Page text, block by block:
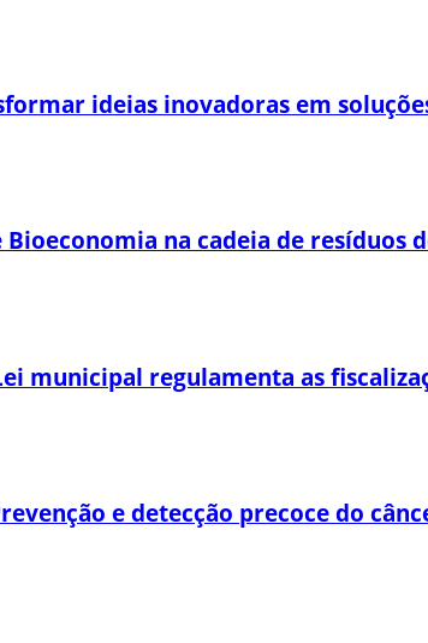
ideias inovadoras em
Bioeconomia na cadeia de resíduos
municipal regulamenta as
e detecção precoce do